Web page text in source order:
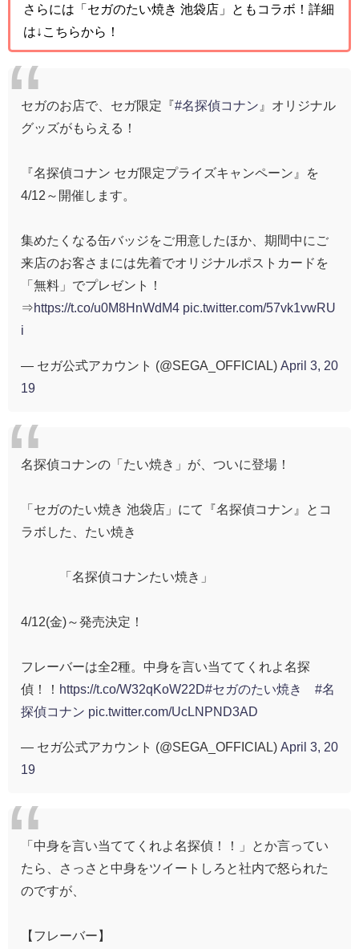
さらには「セガのたい焼き 池袋店」ともコラボ！詳細
は↓こちらから！
セガのお店で、セガ限定『#名探偵コナン 』オリジナル
グッズがもらえる！
『名探偵コナン セガ限定プライズキャンペーン』を
4/12～開催します。
集めたくなる缶バッジをご用意したほか、期間中にご
来店のお客さまには先着でオリジナルポストカードを
「無料」でプレゼント！
⇒https://t.co/u0M8HnWdM4 pic.twitter.com/57vk1vwRU
i
— セガ公式アカウント (@SEGA_OFFICIAL) April 3, 20
19
名探偵コナンの「たい焼き」が、ついに登場！
「セガのたい焼き 池袋店」にて『名探偵コナン』とコ
ラボした、たい焼き
「名探偵コナンたい焼き」
4/12(金)～発売決定！
フレーバーは全2種。中身を言い当ててくれよ名探
偵！！ https://t.co/W32qKoW22D#セガのたい焼き
#名
探偵コナン pic.twitter.com/UcLNPND3AD
— セガ公式アカウント (@SEGA_OFFICIAL) April 3, 20
19
「中身を言い当ててくれよ名探偵！！」とか言ってい
たら、さっさと中身をツイートしろと社内で怒られた
のですが、
【フレーバー】